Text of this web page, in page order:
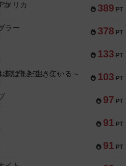
389 PT
メリカ
378 PT
ラー
133 PT
103 PT
はまだ生きている～
97 PT
91 PT
91 PT